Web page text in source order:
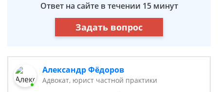
Ответ на сайте в течении 15 минут
Задать вопрос
Александр Фёдоров
Адвокат, юрист частной практики